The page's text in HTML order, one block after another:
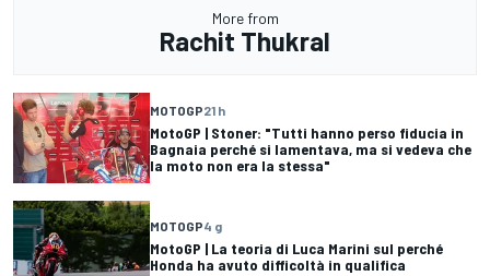
More from
Rachit Thukral
MOTOGP21 h
MotoGP | Stoner: "Tutti hanno perso fiducia in
Bagnaia perché si lamentava, ma si vedeva che
la moto non era la stessa"
MOTOGP4 g
MotoGP | La teoria di Luca Marini sul perché
Honda ha avuto difficoltà in qualifica